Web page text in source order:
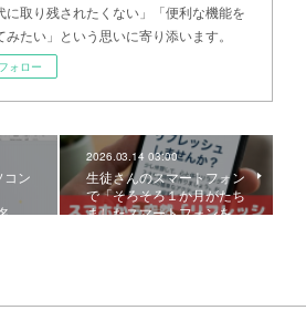
に取り残されたくない」「便利な機能を
みたい」という思いに寄り添います。
フォロー
コン
…
2026.03.14 03:00
生徒さんのスマートフォン
で「そろそろ１か月がたち
ましたスマートフォンを…